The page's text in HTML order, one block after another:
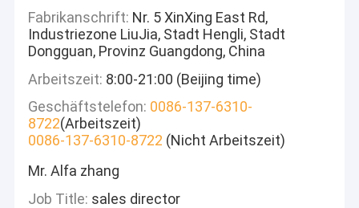
Fabrikanschrift: Nr. 5 XinXing East Rd,
Industriezone LiuJia, Stadt Hengli, Stadt
Dongguan, Provinz Guangdong, China
Arbeitszeit: 8:00-21:00 (Beijing time)
Geschäftstelefon: 0086-137-6310-
8722(Arbeitszeit)
0086-137-6310-8722 (Nicht Arbeitszeit)
Mr. Alfa zhang
Job Title: sales director